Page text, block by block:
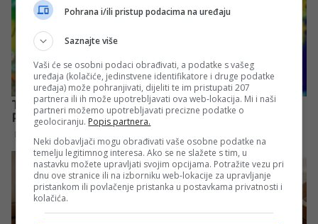
Pohrana i/ili pristup podacima na uređaju
Saznajte više
Vaši će se osobni podaci obrađivati, a podatke s vašeg
uređaja (kolačiće, jedinstvene identifikatore i druge podatke
uređaja) može pohranjivati, dijeliti te im pristupati 207
partnera ili ih može upotrebljavati ova web-lokacija. Mi i naši
partneri možemo upotrebljavati precizne podatke o
geolociranju. Popis partnera.
Neki dobavljači mogu obrađivati vaše osobne podatke na
temelju legitimnog interesa. Ako se ne slažete s tim, u
nastavku možete upravljati svojim opcijama. Potražite vezu pri
dnu ove stranice ili na izborniku web-lokacije za upravljanje
pristankom ili povlačenje pristanka u postavkama privatnosti i
kolačića.